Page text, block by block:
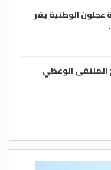
الوطنية يقر
الملتقى الوعظي